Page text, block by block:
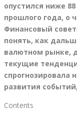
опустился ниже
прошлого года, о
Финансовый
понять, как
валютном рынке,
текущие
спрогнозировала
развития
Contents